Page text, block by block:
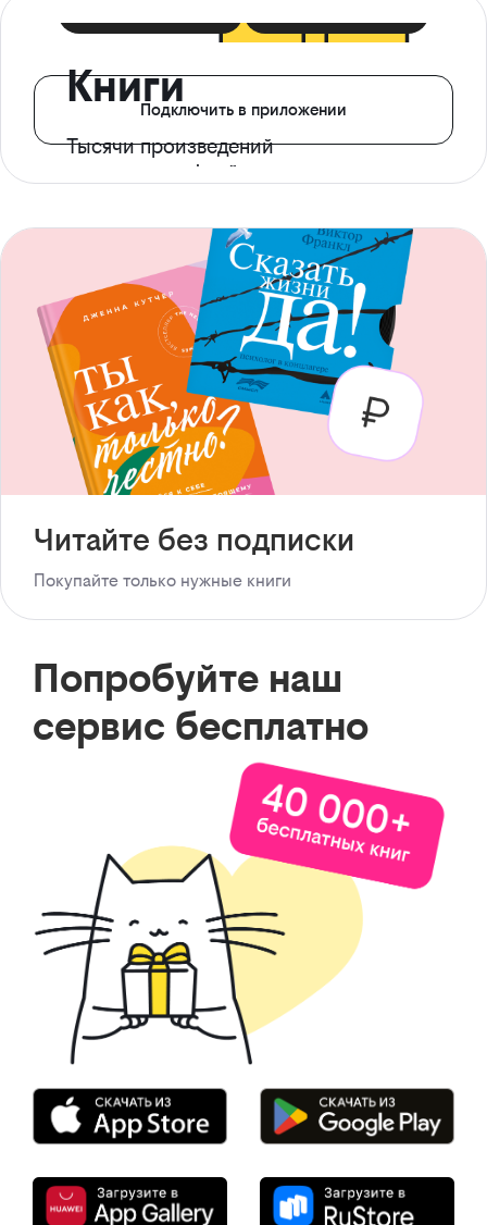
Книги
Тысячи произведений
с доступом офлайн
Подключить в приложении
Читайте без подписки
Покупайте только нужные книги
Попробуйте наш
сервис бесплатно